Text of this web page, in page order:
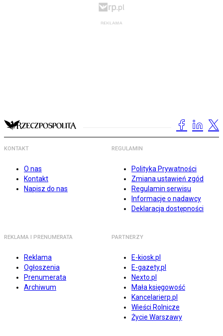
KONTAKT
O nas
Kontakt
Napisz do nas
REGULAMIN
Polityka Prywatności
Zmiana ustawień zgód
Regulamin serwisu
Informacje o nadawcy
Deklaracja dostępności
REKLAMA I PRENUMERATA
Reklama
Ogłoszenia
Prenumerata
Archiwum
PARTNERZY
E-kiosk.pl
E-gazety.pl
Nexto.pl
Mała księgowość
Kancelarierp.pl
Wieści Rolnicze
Życie Warszawy